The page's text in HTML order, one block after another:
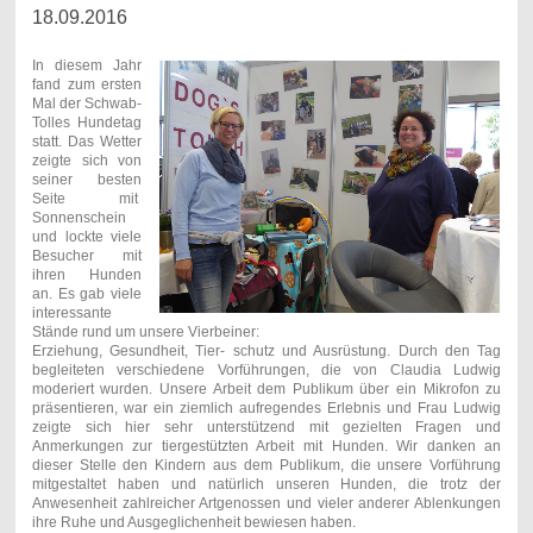
18.09.2016
In diesem Jahr
fand zum ersten
Mal der Schwab-
Tolles Hundetag
statt. Das Wetter
zeigte sich von
seiner besten
Seite mit
Sonnenschein
und lockte viele
Besucher mit
ihren Hunden
an. Es gab viele
interessante
Stände rund um unsere Vierbeiner:
Erziehung, Gesundheit, Tier- schutz und Ausrüstung. Durch den Tag
begleiteten verschiedene Vorführungen, die von Claudia Ludwig
moderiert wurden. Unsere Arbeit dem Publikum über ein Mikrofon zu
präsentieren, war ein ziemlich aufregendes Erlebnis und Frau Ludwig
zeigte sich hier sehr unterstützend mit gezielten Fragen und
Anmerkungen zur tiergestützten Arbeit mit Hunden. Wir danken an
dieser Stelle den Kindern aus dem Publikum, die unsere Vorführung
mitgestaltet haben und natürlich unseren Hunden, die trotz der
Anwesenheit zahlreicher Artgenossen und vieler anderer Ablenkungen
ihre Ruhe und Ausgeglichenheit bewiesen haben.